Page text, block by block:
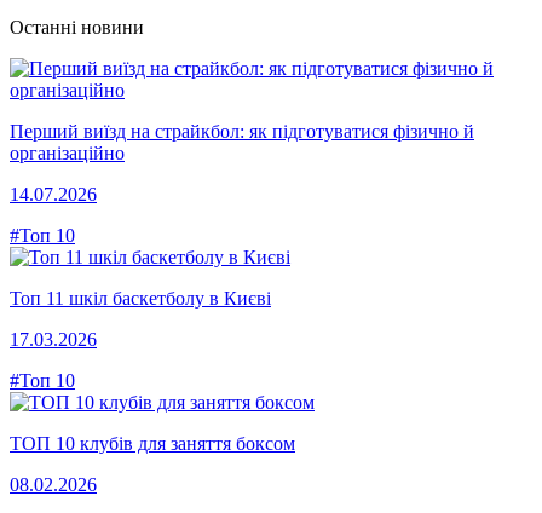
Останні новини
Перший виїзд на страйкбол: як підготуватися фізично й
організаційно
14.07.2026
#Топ 10
Топ 11 шкіл баскетболу в Києві
17.03.2026
#Топ 10
ТОП 10 клубів для заняття боксом
08.02.2026